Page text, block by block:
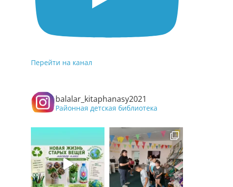
Перейти на канал
balalar_kitaphanasy2021
Районная детская библиотека